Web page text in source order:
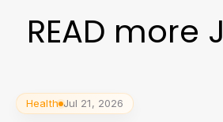
READ more
Health Jul 21, 2026